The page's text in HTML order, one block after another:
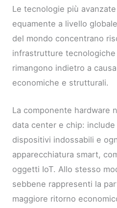
Le tecnologie più
equamente a livello
del mondo concentrano
infrastrutture tecnologiche
rimangono indietro a
economiche e strutturali.
La componente hardware
data center e chip: include
dispositivi indossabili e
apparecchiatura smart,
oggetti IoT. Allo stesso
sebbene rappresenti la
maggiore ritorno